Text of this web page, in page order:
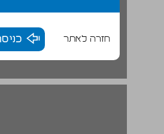
חזרה לאתר